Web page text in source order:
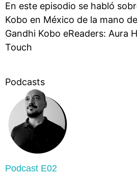
En este episodio se habló
Kobo en México de la mano
Gandhi Kobo eReaders: Aura
Touch
Podcasts
Podcast E02